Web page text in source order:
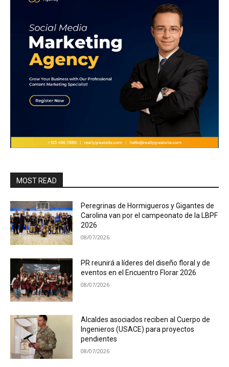
MOST READ
Peregrinas de Hormigueros y Gigantes de
Carolina van por el campeonato de la LBPF
2026
08/07/2026
PR reunirá a líderes del diseño floral y de
eventos en el Encuentro Florar 2026
08/07/2026
Alcaldes asociados reciben al Cuerpo de
Ingenieros (USACE) para proyectos
pendientes
08/07/2026